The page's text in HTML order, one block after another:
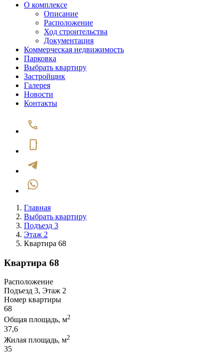
О комплексе
Описание
Расположение
Ход строительства
Документация
Коммерческая недвижимость
Парковка
Выбрать квартиру
Застройщик
Галерея
Новости
Контакты
Главная
Выбрать квартиру
Подъезд 3
Этаж 2
Квартира 68
Квартира 68
Расположение
Подъезд 3, Этаж 2
Номер квартиры
68
Общая площадь, м2
37,6
Жилая площадь, м2
35